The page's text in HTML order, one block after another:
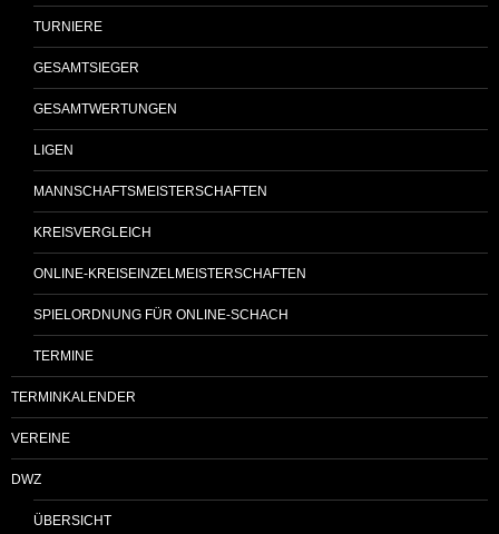
TURNIERE
GESAMTSIEGER
GESAMTWERTUNGEN
LIGEN
MANNSCHAFTSMEISTERSCHAFTEN
KREISVERGLEICH
ONLINE-KREISEINZELMEISTERSCHAFTEN
SPIELORDNUNG FÜR ONLINE-SCHACH
TERMINE
TERMINKALENDER
VEREINE
DWZ
ÜBERSICHT